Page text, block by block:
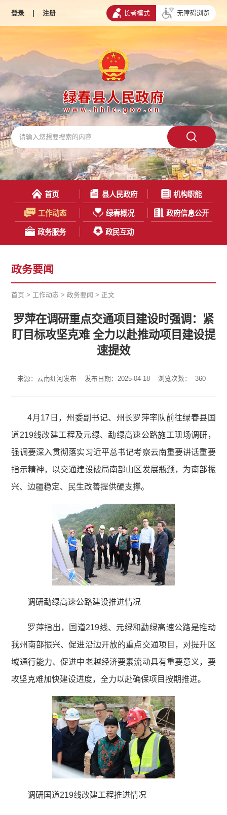
登录 | 注册 长者模式 无障碍浏览
首页 县人民政府 机构职能
工作动态 绿春概况 政府信息公开
政务服务 政民互动
政务要闻
首页 > 工作动态 >政务要闻 > 正文
罗萍在调研重点交通项目建设时强调：紧
盯目标攻坚克难 全力以赴推动项目建设提
速提效
来源：云南红河发布 发布日期：2025-04-18 浏览次数： 360
4月17日，州委副书记、州长罗萍率队前往绿春县国
道219线改建工程及元绿、勐绿高速公路施工现场调研，
强调要深入贯彻落实习近平总书记考察云南重要讲话重要
指示精神，以交通建设破局南部山区发展瓶颈，为南部振
兴、边疆稳定、民生改善提供硬支撑。
调研勐绿高速公路建设推进情况
罗萍指出，国道219线、元绿和勐绿高速公路是推动
我州南部振兴、促进沿边开放的重点交通项目，对提升区
域通行能力、促进中老越经济要素流动具有重要意义，要
攻坚克难加快建设进度，全力以赴确保项目按期推进。
调研国道219线改建工程推进情况